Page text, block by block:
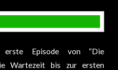
Episode von “Die
Wartezeit bis zur ersten